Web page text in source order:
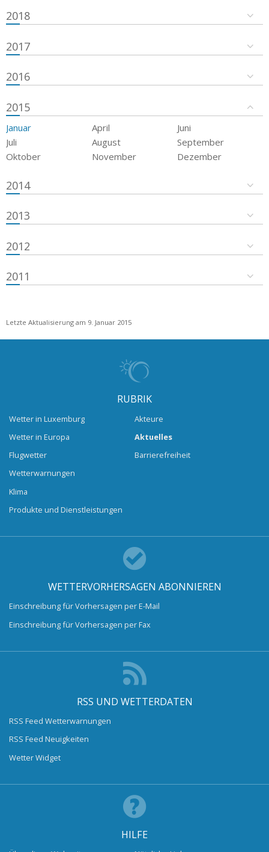
2018
2017
2016
2015
Januar April
Juni
Juli
August
September
Oktober
November Dezember
2014
2013
2012
2011
Letzte Aktualisierung am 9. Januar 2015
RUBRIK
Wetter in Luxemburg
Wetter in Europa
Flugwetter
Wetterwarnungen
Klima
Produkte und Dienstleistungen
Akteure
Aktuelles
Barrierefreiheit
WETTERVORHERSAGEN ABONNIEREN
Einschreibung für Vorhersagen per E-Mail
Einschreibung für Vorhersagen per Fax
RSS UND WETTERDATEN
RSS Feed Wetterwarnungen
RSS Feed Neuigkeiten
Wetter Widget
HILFE